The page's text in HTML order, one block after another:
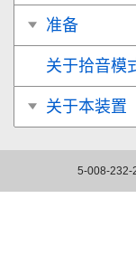
准备
关于拾音模
关于本装置
5-008-232-